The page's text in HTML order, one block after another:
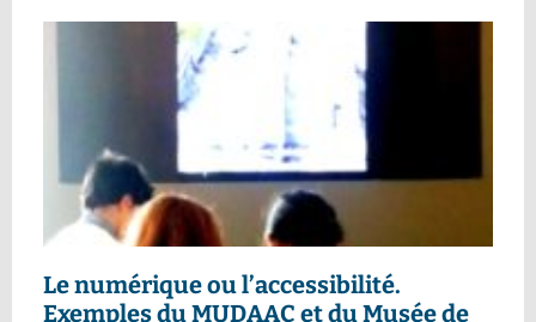
Lenumérique ou l’accessibilité.
Exemples du MUDAAC et du Musée de